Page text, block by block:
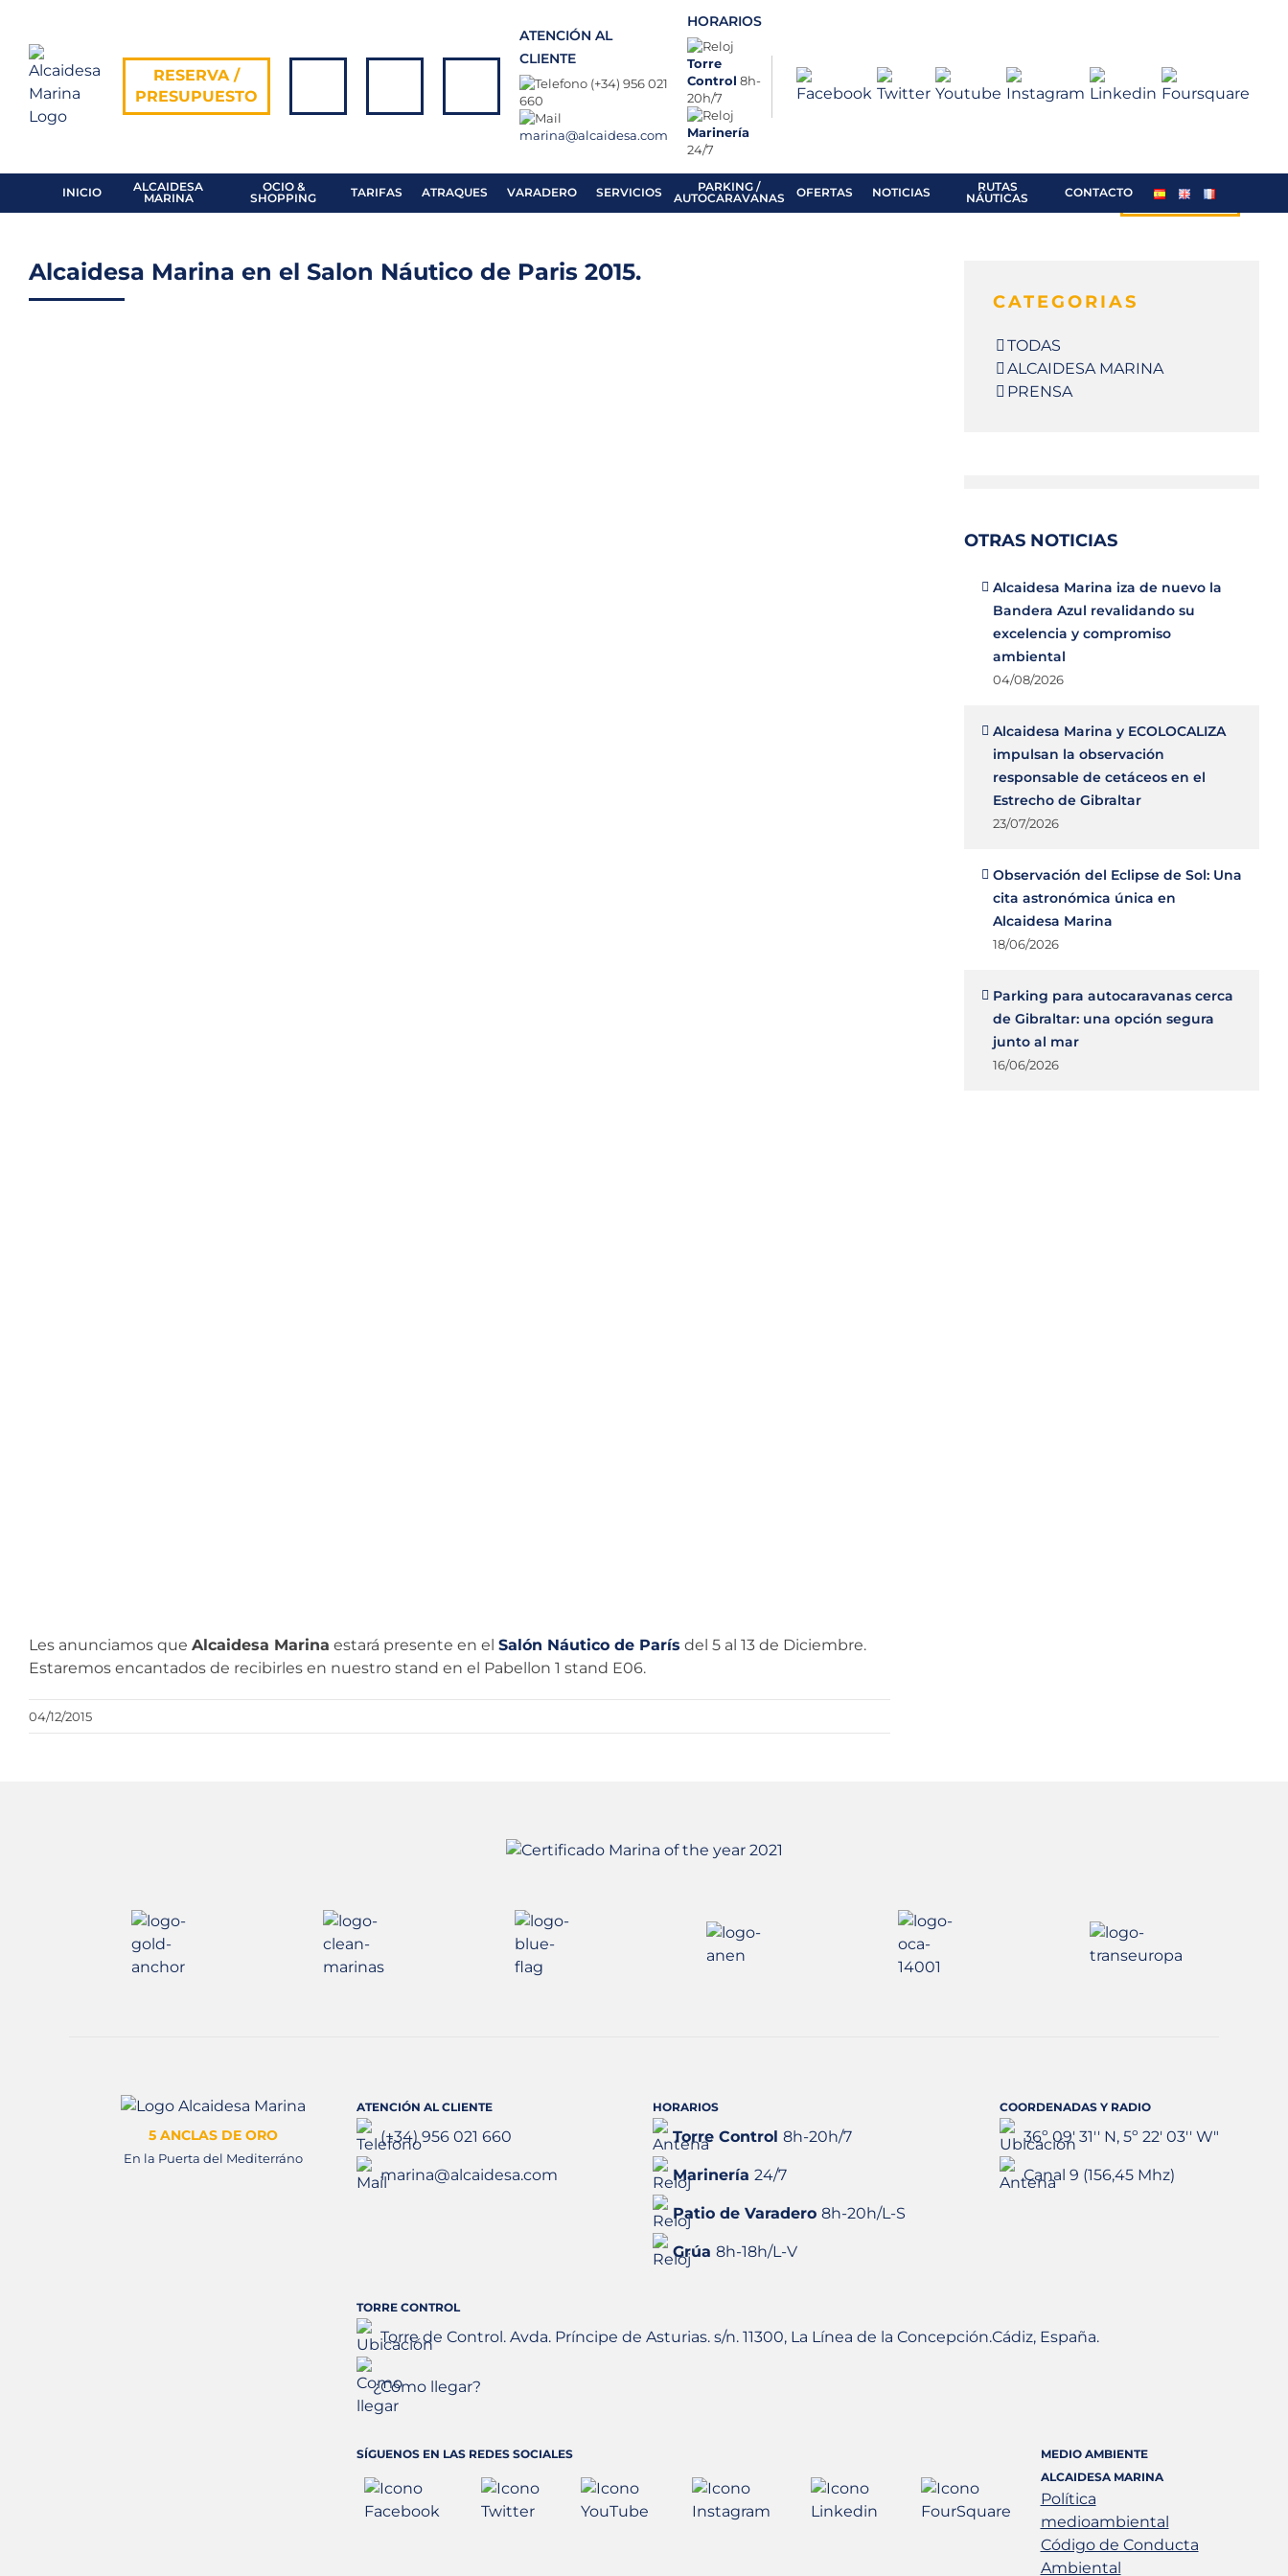
content
RESERVA /
PRESUPUESTO
ATENCIÓN AL
CLIENTE
(+34) 956 021
660
marina@alcaidesa.com
HORARIOS
Torre
Control 8h-
20h/7
Marinería
24/7
INICIO
ALCAIDESA
MARINA
OCIO &
SHOPPING
TARIFAS ATRAQUES VARADERO SERVICIOS
PARKING /
AUTOCARAVANAS
OFERTAS NOTICIAS
RUTAS
NÁUTICAS
CONTACTO
RESERVA /
PRESUPUESTO
Alcaidesa Marina en el Salon Náutico de Paris 2015.
Les anunciamos que Alcaidesa Marina estará presente en el Salón Náutico de París del 5 al 13 de Diciembre.
Estaremos encantados de recibirles en nuestro stand en el Pabellon 1 stand E06.
04/12/2015
CATEGORIAS
TODAS
ALCAIDESA MARINA
PRENSA
OTRAS NOTICIAS
Alcaidesa Marina iza de nuevo la
Bandera Azul revalidando su
excelencia y compromiso
ambiental
04/08/2026
Alcaidesa Marina y ECOLOCALIZA
impulsan la observación
responsable de cetáceos en el
Estrecho de Gibraltar
23/07/2026
Observación del Eclipse de Sol: Una
cita astronómica única en
Alcaidesa Marina
18/06/2026
Parking para autocaravanas cerca
de Gibraltar: una opción segura
junto al mar
16/06/2026
5 ANCLAS DE ORO
En la Puerta del Mediterráno
ATENCIÓN AL CLIENTE
(+34) 956 021 660
marina@alcaidesa.com
HORARIOS
Torre Control 8h-20h/7
Marinería 24/7
Patio de Varadero 8h-20h/L-S
Grúa 8h-18h/L-V
COORDENADAS Y RADIO
36º 09' 31'' N, 5º 22' 03'' W"
Canal 9 (156,45 Mhz)
TORRE CONTROL
Torre de Control. Avda. Príncipe de Asturias. s/n. 11300, La Línea de la Concepción.Cádiz, España.
¿Cómo llegar?
SÍGUENOS EN LAS REDES SOCIALES
MEDIO AMBIENTE
ALCAIDESA MARINA
Política
medioambiental
Código de Conducta
Ambiental